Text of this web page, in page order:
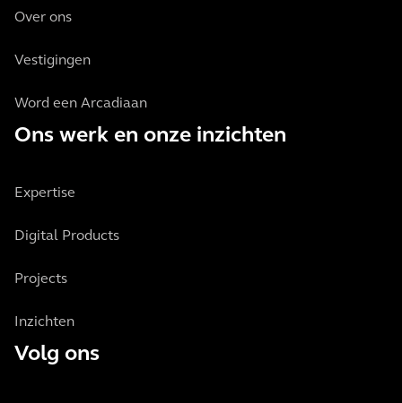
Over ons
Vestigingen
Word een Arcadiaan
Ons werk en onze inzichten
Expertise
Digital Products
Projects
Inzichten
Volg ons